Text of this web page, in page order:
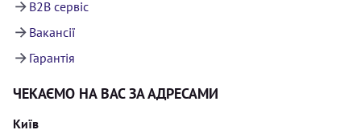
B2B сервіс
Вакансії
Гарантія
ЧЕКАЄМО НА ВАС ЗА АДРЕСАМИ
Київ